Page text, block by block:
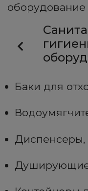
оборудование
Баки для
Диспенсеры,
Душирующие